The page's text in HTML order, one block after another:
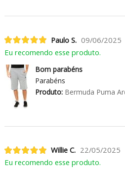
Paulo S. 09/06/2025
Eu recomendo esse produto.
Bom parabéns
Parabéns
Produto:Bermuda Puma
Willie C. 22/05/2025
Eu recomendo esse produto.